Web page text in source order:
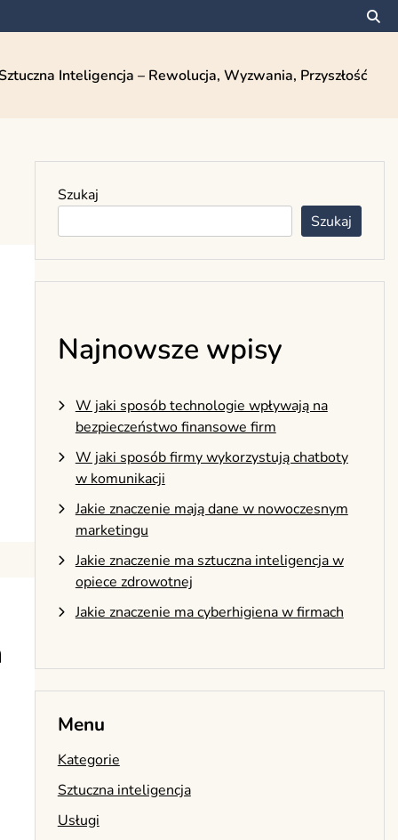
Inteligencja – Rewolucja, Wyzwania, Przyszłość
Szukaj
Szukaj
Najnowsze wpisy
W jaki sposób technologie wpływają na
bezpieczeństwo finansowe firm
W jaki sposób firmy wykorzystują chatboty
w komunikacji
Jakie znaczenie mają dane w nowoczesnym
marketingu
Jakie znaczenie ma sztuczna inteligencja w
opiece zdrowotnej
Jakie znaczenie ma cyberhigiena w firmach
Menu
Kategorie
Sztuczna inteligencja
Usługi